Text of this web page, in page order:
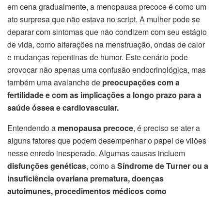
em cena gradualmente, a menopausa precoce é como um
ato surpresa que não estava no script. A mulher pode se
deparar com sintomas que não condizem com seu estágio
de vida, como alterações na menstruação, ondas de calor
e mudanças repentinas de humor. Este cenário pode
provocar não apenas uma confusão endocrinológica, mas
também uma avalanche de preocupações com a
fertilidade e com as implicações a longo prazo para a
saúde óssea e cardiovascular.
Entendendo a menopausa precoce, é preciso se ater a
alguns fatores que podem desempenhar o papel de vilões
nesse enredo inesperado. Algumas causas incluem
disfunções genéticas, como aSíndrome de Turner ou a
insuficiência ovariana prematura, doenças
autoimunes, procedimentos médicos como